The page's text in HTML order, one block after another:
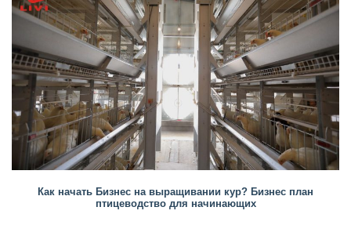
Как начать Бизнес на выращивании кур? Бизнес план
птицеводство для начинающих